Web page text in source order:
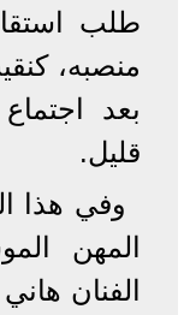
طلب
منصبه،
بعد
قليل.
وفي هذا
المهن
الفنان